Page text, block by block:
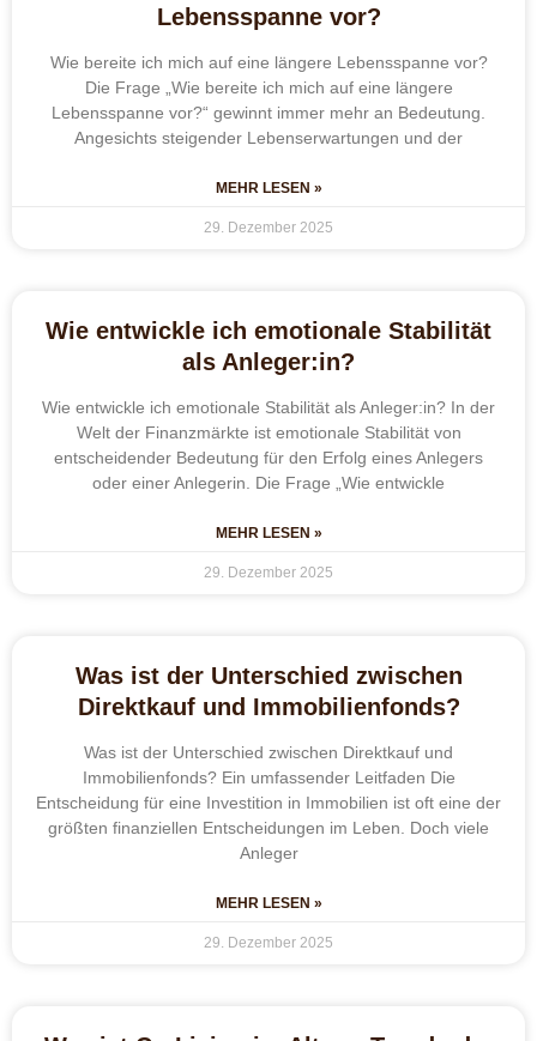
Lebensspanne vor?
Wie bereite ich mich auf eine längere Lebensspanne vor?
Die Frage „Wie bereite ich mich auf eine längere
Lebensspanne vor?“ gewinnt immer mehr an Bedeutung.
Angesichts steigender Lebenserwartungen und der
MEHR LESEN »
29. Dezember 2025
Wie entwickle ich emotionale Stabilität
als Anleger:in?
Wie entwickle ich emotionale Stabilität als Anleger:in? In der
Welt der Finanzmärkte ist emotionale Stabilität von
entscheidender Bedeutung für den Erfolg eines Anlegers
oder einer Anlegerin. Die Frage „Wie entwickle
MEHR LESEN »
29. Dezember 2025
Was ist der Unterschied zwischen
Direktkauf und Immobilienfonds?
Was ist der Unterschied zwischen Direktkauf und
Immobilienfonds? Ein umfassender Leitfaden Die
Entscheidung für eine Investition in Immobilien ist oft eine der
größten finanziellen Entscheidungen im Leben. Doch viele
Anleger
MEHR LESEN »
29. Dezember 2025